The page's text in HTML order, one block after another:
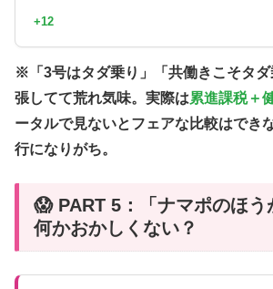
+12
※「3号はタダ乗り」「共働きこそタ
張してて荒れ気味。実際は累進課税＋
ータルで見ないとフェアな比較はでき
行になりがち。
😱 PART 5：「ナマポのほう
何かおかしくない？